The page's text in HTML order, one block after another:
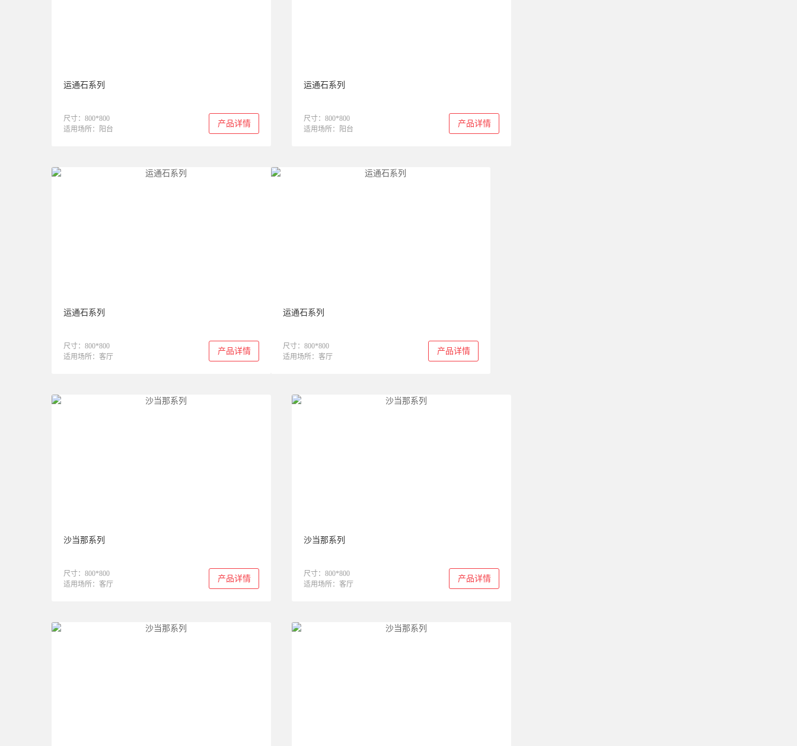
运通石系列
尺寸：800*800
适用场所：阳台
产品详情
运通石系列
尺寸：800*800
适用场所：阳台
产品详情
运通石系列
尺寸：800*800
适用场所：客厅
产品详情
运通石系列
尺寸：800*800
适用场所：客厅
产品详情
沙当那系列
尺寸：800*800
适用场所：客厅
产品详情
沙当那系列
尺寸：800*800
适用场所：客厅
产品详情